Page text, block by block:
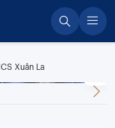
Xuân La